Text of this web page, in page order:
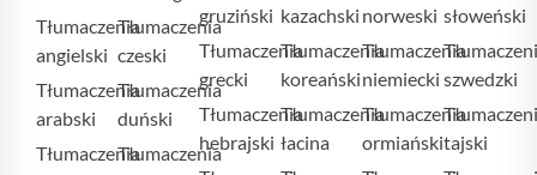
Tłumaczenia
angielski
Tłumaczenia
arabski
Tłumaczenia
Tłumaczenia
czeski
Tłumaczenia
duński
Tłumaczenia
gruziński
Tłumaczenia
grecki
Tłumaczenia
hebrajski
kazachski
Tłumaczenia
koreański
Tłumaczenia
łacina
norweski
Tłumaczenia
niemiecki
Tłumaczenia
ormiański
słoweński
szwedzki
tajski